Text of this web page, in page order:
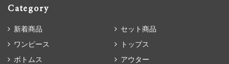
Category
新着商品
セット商品
ワンピース
トップス
ボトムス
アウター